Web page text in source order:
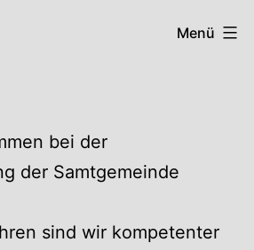
Menü
bei der
der Samtgemeinde
sind wir kompetenter